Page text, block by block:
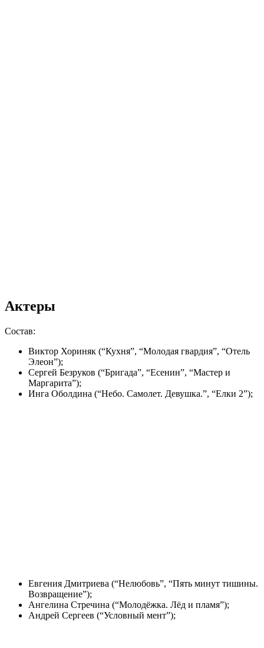
Актеры
Состав:
Виктор Хориняк (“Кухня”, “Молодая гвардия”, “Отель
Элеон”);
Сергей Безруков (“Бригада”, “Есенин”, “Мастер и
Маргарита”);
Инга Оболдина (“Небо. Самолет. Девушка.”, “Елки 2”);
Евгения Дмитриева (“Нелюбовь”, “Пять минут тишины.
Возвращение”);
Ангелина Стречина (“Молодёжка. Лёд и пламя”);
Андрей Сергеев (“Условный мент”);